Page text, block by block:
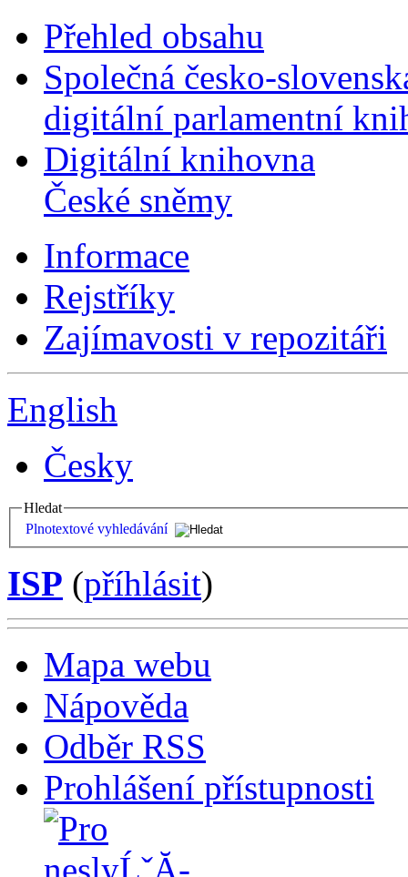
Přehled obsahu
Společná česko-
digitální parlamentní
Digitální knihovna
České sněmy
Informace
Rejstříky
Zajímavosti v repozitáři
English
Česky
Hledat
Plnotextové vyhledávání
ISP (příhlásit)
Mapa webu
Nápověda
Odběr RSS
Prohlášení přístupnosti